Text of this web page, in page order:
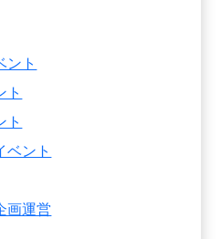
ント
ト
ト
ベント
画運営